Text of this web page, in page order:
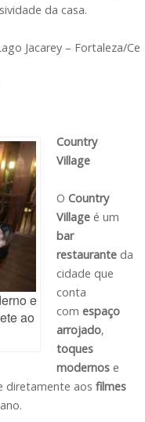
da casa.
Jacarey – Fortaleza/Ce
e
ao
Country
Village
O Country
Village é um
bar
restaurante da
cidade que
conta
com espaço
arrojado,
toques
modernos e
diretamente aos filmes